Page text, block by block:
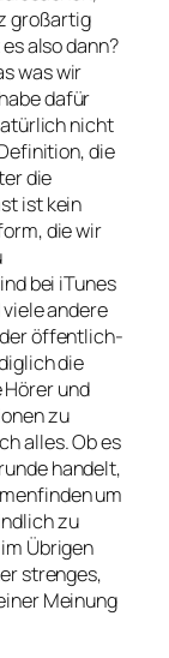
großartig
also dann?
was wir
dafür
nicht
die
die
ist kein
die wir
bei iTunes
andere
der öffentlich-
die
und
zu
alles. Ob es
handelt,
um
zu
Übrigen
strenges,
Meinung